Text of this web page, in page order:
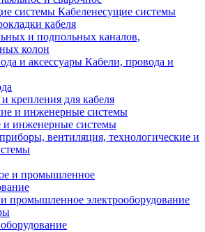
Кабеленесущие системы
кабеля
и подпольных каналов,
колон
Кабели, провода и
крепления для кабеля
и инженерные системы
вентиляция, технологические и
промышленное электрооборудование